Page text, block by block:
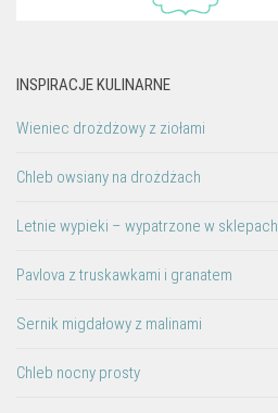
INSPIRACJE KULINARNE
Wieniec drożdżowy z ziołami
Chleb owsiany na drożdżach
Letnie wypieki – wypatrzone w sklepach
Pavlova z truskawkami i granatem
Sernik migdałowy z malinami
Chleb nocny prosty